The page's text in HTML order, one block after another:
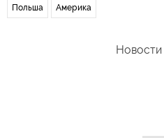
Польша Америка